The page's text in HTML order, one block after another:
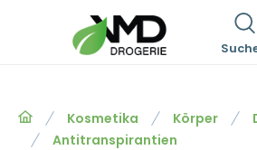
Kosmetika Körper
Antitranspirantien